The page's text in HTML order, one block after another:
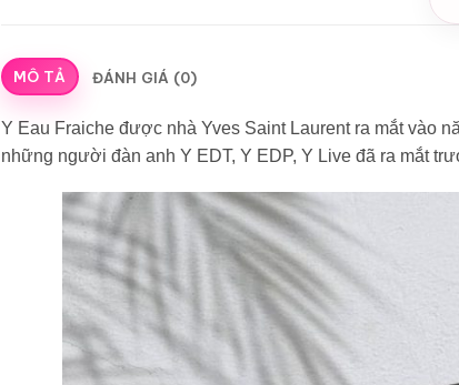
MÔ TẢ ĐÁNH GIÁ (0)
Y Eau Fraiche được nhà Yves Saint Laurent ra mắt vào
những người đàn anh Y EDT, Y EDP, Y Live đã ra mắt